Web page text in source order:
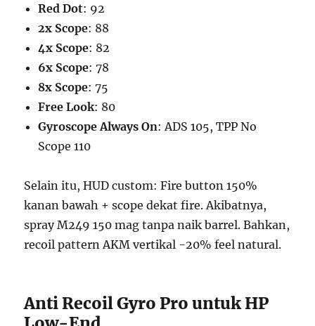
Red Dot: 92
2x Scope: 88
4x Scope: 82
6x Scope: 78
8x Scope: 75
Free Look: 80
Gyroscope Always On: ADS 105, TPP No
Scope 110
Selain itu, HUD custom: Fire button 150%
kanan bawah + scope dekat fire. Akibatnya,
spray M249 150 mag tanpa naik barrel. Bahkan,
recoil pattern AKM vertikal -20% feel natural.
Anti Recoil Gyro Pro untuk HP